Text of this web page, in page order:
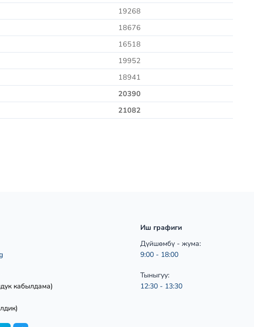
19268
18676
16518
19952
18941
20390
21082
кабылдама)
Иш графиги
Дүйшөмбү - жума:
9:00 - 18:00
Тыныгуу:
12:30 - 13:30